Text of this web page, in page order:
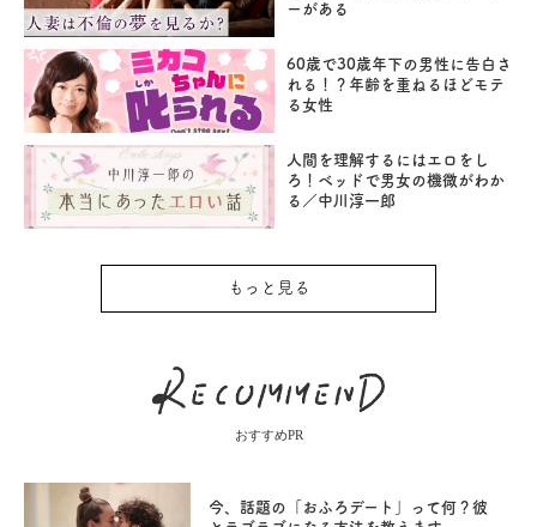
ーがある
60歳で30歳年下の男性に告白さ
れる！？年齢を重ねるほどモテ
る女性
人間を理解するにはエロをし
ろ！ベッドで男女の機微がわか
る／中川淳一郎
もっと見る
おすすめPR
今、話題の「おふろデート」って何？彼